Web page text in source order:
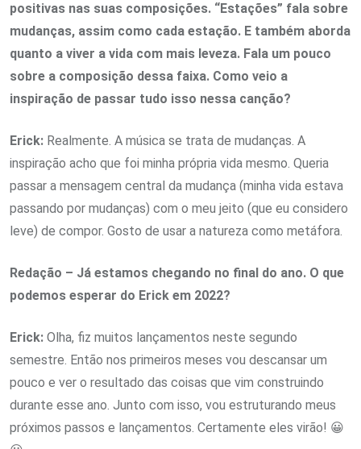
positivas nas suas composições. “Estações” fala sobre
mudanças, assim como cada estação. E também aborda
quanto a viver a vida com mais leveza. Fala um pouco
sobre a composição dessa faixa. Como veio a
inspiração de passar tudo isso nessa canção?
Erick: Realmente. A música se trata de mudanças. A
inspiração acho que foi minha própria vida mesmo. Queria
passar a mensagem central da mudança (minha vida estava
passando por mudanças) com o meu jeito (que eu considero
leve) de compor. Gosto de usar a natureza como metáfora.
Redação – Já estamos chegando no final do ano. O que
podemos esperar do Erick em 2022?
Erick: Olha, fiz muitos lançamentos neste segundo
semestre. Então nos primeiros meses vou descansar um
pouco e ver o resultado das coisas que vim construindo
durante esse ano. Junto com isso, vou estruturando meus
próximos passos e lançamentos. Certamente eles virão! 😀